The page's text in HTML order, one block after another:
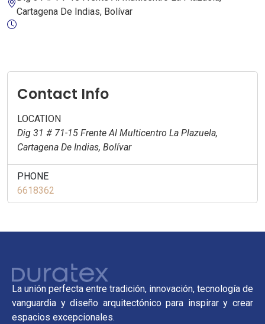
Cartagena De Indias, Bolívar
Contact Info
LOCATION
Dig 31 # 71-15 Frente Al Multicentro La Plazuela,
Cartagena De Indias, Bolívar
PHONE
6618362
La unión perfecta entre tradición, innovación, tecnología de
vanguardia y diseño arquitectónico para inspirar y crear
espacios excepcionales.